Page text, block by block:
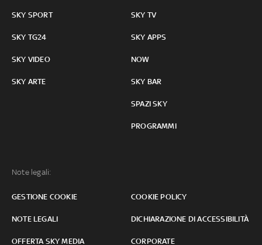
SKY SPORT
SKY TG24
SKY VIDEO
SKY ARTE
SKY TV
SKY APPS
NOW
SKY BAR
SPAZI SKY
PROGRAMMI
Note legali:
GESTIONE COOKIE COOKIE POLICY
NOTE LEGALI DICHIARAZIONE DI ACCESSIBILITÀ
OFFERTA SKY MEDIA CORPORATE